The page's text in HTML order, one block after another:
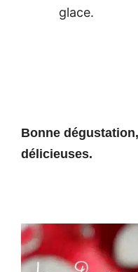
glace.
Bonne
délicieuses.